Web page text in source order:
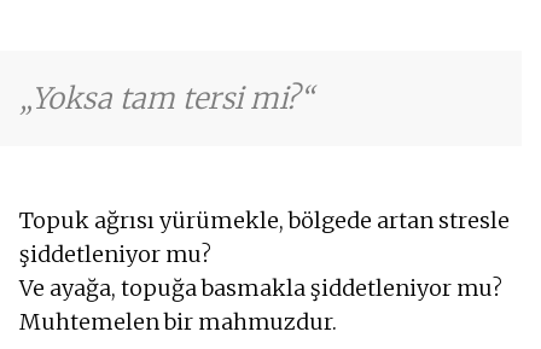
Yoksa tam tersi mi?
Topuk ağrısı yürümekle, bölgede artan stresle
şiddetleniyor mu?
Ve ayağa, topuğa basmakla şiddetleniyor mu?
Muhtemelen bir mahmuzdur.